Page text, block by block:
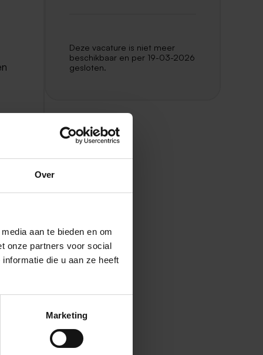
Over
aan te bieden en om
onze partners voor social
die u aan ze heeft
Marketing
Deze vacature is niet meer
beschikbaar en per 19-03-2026
gesloten.